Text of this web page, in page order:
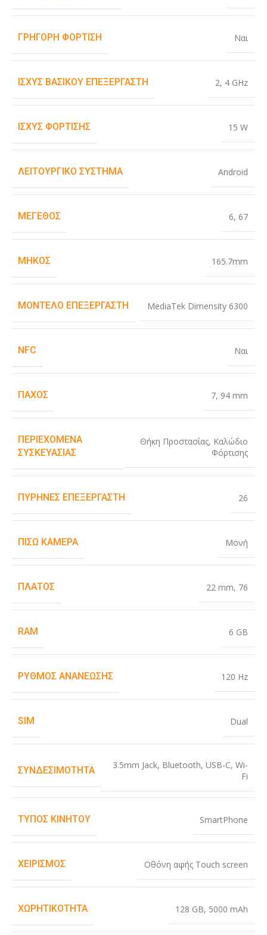
ΓΡΉΓΟΡΗ ΦΌΡΤΙΣΗ Ναι
ΙΣΧΎΣ ΒΑΣΙΚΟΎ ΕΠΕΞΕΡΓΑΣΤΉ 2, 4 GHz
ΙΣΧΎΣ ΦΌΡΤΙΣΗΣ 15 W
ΛΕΙΤΟΥΡΓΙΚΌ ΣΎΣΤΗΜΑ Android
ΜΈΓΕΘΟΣ 6, 67
ΜΉΚΟΣ 165.7mm
ΜΟΝΤΈΛΟ ΕΠΕΞΕΡΓΑΣΤΉ MediaTek Dimensity 6300
NFC Ναι
ΠΆΧΟΣ 7, 94 mm
ΠΕΡΙΕΧΌΜΕΝΑ
ΣΥΣΚΕΥΑΣΊΑΣ
Θήκη Προστασίας, Καλώδιο
Φόρτισης
ΠΥΡΉΝΕΣ ΕΠΕΞΕΡΓΑΣΤΉ 26
ΠΊΣΩ ΚΆΜΕΡΑ Μονή
ΠΛΆΤΟΣ 22 mm, 76
RAM 6 GB
ΡΥΘΜΌΣ ΑΝΑΝΈΩΣΗΣ 120 Hz
SIM Dual
ΣΥΝΔΕΣΙΜΌΤΗΤΑ 3.5mm Jack, Bluetooth, USB-C, Wi-
Fi
ΤΎΠΟΣ ΚΙΝΗΤΟΎ SmartPhone
ΧΕΙΡΙΣΜΌΣ Οθόνη αφής Touch screen
ΧΩΡΗΤΙΚΌΤΗΤΑ 128 GB, 5000 mAh